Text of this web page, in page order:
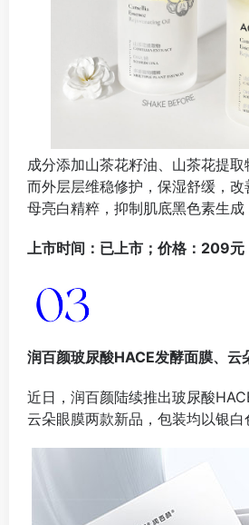
成分添加山茶花籽油、山茶花提
而外层层维稳修护，保湿舒缓，
母亮白精粹，抑制肌底黑色素生成
上市时间：已上市；价格：209元
润百颜玻尿酸HACE发酵面膜、云
近日，润百颜陆续推出玻尿酸
云朵眼膜两款新品，包装均以银白